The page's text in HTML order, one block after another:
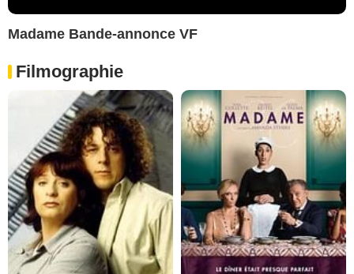
Madame Bande-annonce VF
Filmographie